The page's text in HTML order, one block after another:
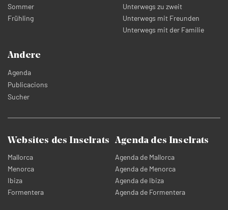
Sommer
Frühling
Unterwegs zu zweit
Unterwegs mit Freunden
Unterwegs mit der Familie
Andere
Agenda
Publicacions
Sucher
Websites des Inselrats
Mallorca
Menorca
Ibiza
Formentera
Agenda des Inselrats
Agenda de Mallorca
Agenda de Menorca
Agenda de Ibiza
Agenda de Formentera